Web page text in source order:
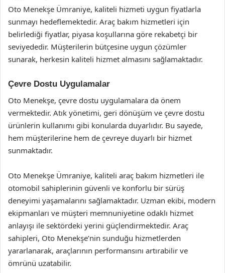
Oto Menekşe Ümraniye, kaliteli hizmeti uygun fiyatlarla
sunmayı hedeflemektedir. Araç bakım hizmetleri için
belirlediği fiyatlar, piyasa koşullarına göre rekabetçi bir
seviyededir. Müşterilerin bütçesine uygun çözümler
sunarak, herkesin kaliteli hizmet almasını sağlamaktadır.
Çevre Dostu Uygulamalar
Oto Menekşe, çevre dostu uygulamalara da önem
vermektedir. Atık yönetimi, geri dönüşüm ve çevre dostu
ürünlerin kullanımı gibi konularda duyarlıdır. Bu sayede,
hem müşterilerine hem de çevreye duyarlı bir hizmet
sunmaktadır.
Oto Menekşe Ümraniye, kaliteli araç bakım hizmetleri ile
otomobil sahiplerinin güvenli ve konforlu bir sürüş
deneyimi yaşamalarını sağlamaktadır. Uzman ekibi, modern
ekipmanları ve müşteri memnuniyetine odaklı hizmet
anlayışı ile sektördeki yerini güçlendirmektedir. Araç
sahipleri, Oto Menekşe’nin sunduğu hizmetlerden
yararlanarak, araçlarının performansını artırabilir ve
ömrünü uzatabilir.